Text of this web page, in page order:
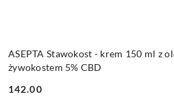
ASEPTA Stawokost - krem 150 ml z
żywokostem 5% CBD
Cena:
142.00